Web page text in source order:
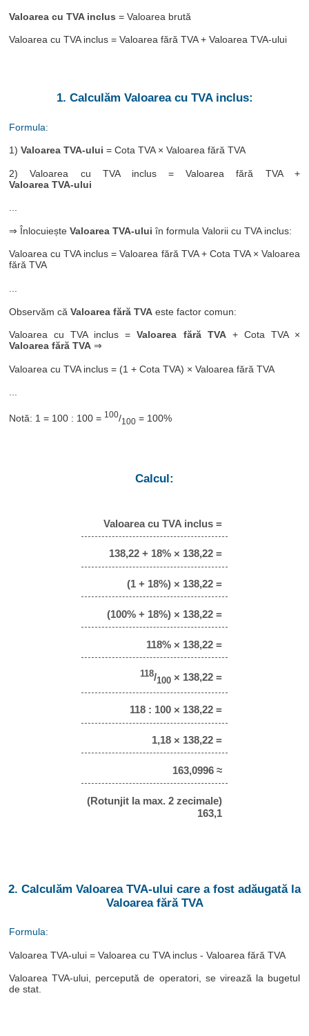
Valoarea cu TVA inclus = Valoarea brută
Valoarea cu TVA inclus = Valoarea fără TVA + Valoarea TVA-ului
1. Calculăm Valoarea cu TVA inclus:
Formula:
1)Valoarea TVA-ului = Cota TVA × Valoarea fără TVA
2) Valoarea cu TVA inclus = Valoarea fără TVA +
Valoarea TVA-ului
...
⇒ ÎnlocuieșteValoarea TVA-ului în formula Valorii cu TVA inclus:
Valoarea cu TVA inclus = Valoarea fără TVA + Cota TVA × Valoarea
fără TVA
Observăm căValoarea fără TVA este factor comun:
Valoarea cu TVA inclus =Valoarea fără TVA+ Cota TVA ×
Valoarea fără TVA ⇒
Valoarea cu TVA inclus = (1 + Cota TVA) × Valoarea fără TVA
Notă: 1 = 100 : 100 = 100/100 = 100%
Calcul:
Valoarea cu TVA inclus =
138,22 + 18% × 138,22 =
(1 + 18%) × 138,22 =
(100% + 18%) × 138,22 =
118% × 138,22 =
118/100 × 138,22 =
118 : 100 × 138,22 =
1,18 × 138,22 =
163,0996 ≈
(Rotunjit la max. 2 zecimale)
163,1
2. Calculăm Valoarea TVA-ului care a fost adăugată la
Valoarea fără TVA
Formula:
Valoarea TVA-ului = Valoarea cu TVA inclus - Valoarea fără TVA
Valoarea TVA-ului, percepută de operatori, se virează la bugetul
de stat.